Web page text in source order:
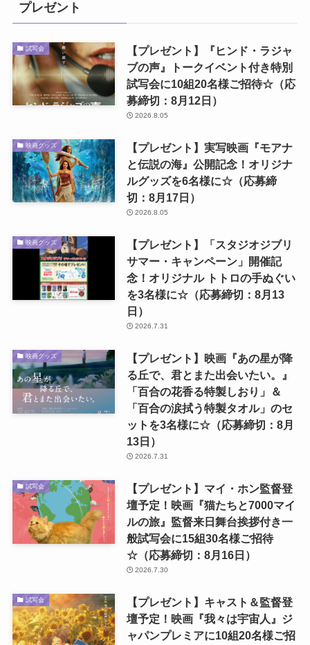
プレゼント
試写会
【プレゼント】『ヒンド・ラジャ
ブの声』トークイベント付き特別
試写会に10組20名様ご招待☆（応
募締切：8月12日）
2026.8.05
映画グッズ
【プレゼント】実写映画『モアナ
と伝説の海』公開記念！オリジナ
ルグッズを6名様に☆（応募締
切：8月17日）
2026.8.05
映画グッズ
【プレゼント】「スタジオジブリ
サマー・キャンペーン」開催記
念！オリジナル トトロの手ぬぐい
を3名様に☆（応募締切：8月13
日）
2026.7.31
映画グッズ
【プレゼント】映画『あの星が降
る丘で、君とまた出会いたい。』
「百合の花香る特製しおり」＆
「百合の涙拭う特製タオル」のセ
ットを3名様に☆（応募締切：8月
13日）
2026.7.31
試写会
【プレゼント】マイ・ホン監督登
壇予定！映画『猫たちと7000マイ
ルの旅』監督来日舞台挨拶付き一
般試写会に15組30名様ご招待
☆（応募締切：8月16日）
2026.7.30
試写会
【プレゼント】キャスト＆監督登
壇予定！映画『我々は宇宙人』ジ
ャパンプレミアに10組20名様ご招